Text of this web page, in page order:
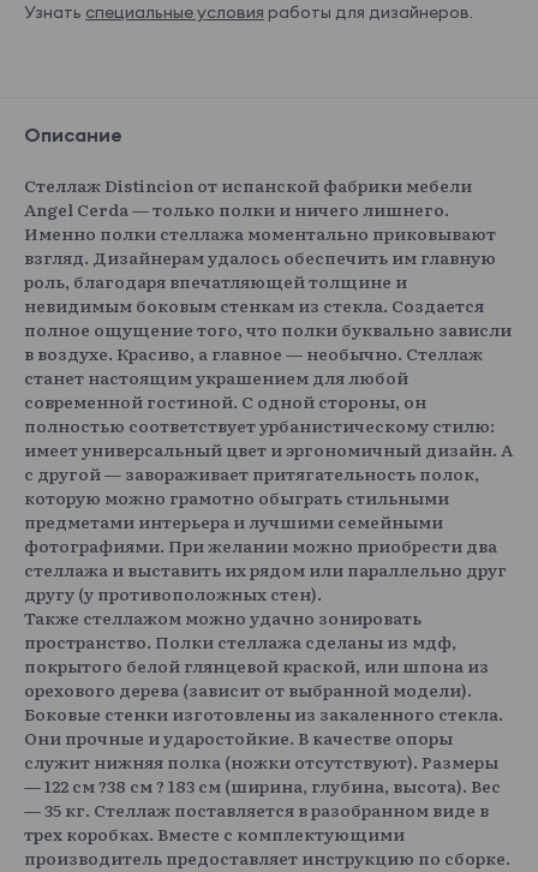
Узнать специальные условия работы для дизайнеров.
Описание
Стеллаж Distincion от испанской фабрики мебели
Angel Cerda — только полки и ничего лишнего.
Именно полки стеллажа моментально приковывают
взгляд. Дизайнерам удалось обеспечить им главную
роль, благодаря впечатляющей толщине и
невидимым боковым стенкам из стекла. Создается
полное ощущение того, что полки буквально зависли
в воздухе. Красиво, а главное — необычно. Стеллаж
станет настоящим украшением для любой
современной гостиной. С одной стороны, он
полностью соответствует урбанистическому стилю:
имеет универсальный цвет и эргономичный дизайн. А
с другой — завораживает притягательность полок,
которую можно грамотно обыграть стильными
предметами интерьера и лучшими семейными
фотографиями. При желании можно приобрести два
стеллажа и выставить их рядом или параллельно друг
другу (у противоположных стен).
Также стеллажом можно удачно зонировать
пространство. Полки стеллажа сделаны из мдф,
покрытого белой глянцевой краской, или шпона из
орехового дерева (зависит от выбранной модели).
Боковые стенки изготовлены из закаленного стекла.
Они прочные и ударостойкие. В качестве опоры
служит нижняя полка (ножки отсутствуют). Размеры
— 122 см ?38 см ? 183 см (ширина, глубина, высота). Вес
— 35 кг. Стеллаж поставляется в разобранном виде в
трех коробках. Вместе с комплектующими
производитель предоставляет инструкцию по сборке.